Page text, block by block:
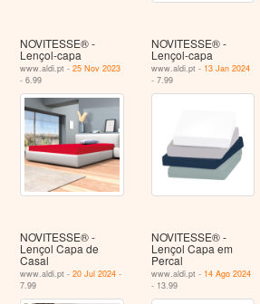
NOVITESSE® -
Lençol-capa
www.aldi.pt -25 Nov 2023
- 6.99
NOVITESSE® -
Lençol-capa
www.aldi.pt - 13 Jan 2024
- 7.99
NOVITESSE® -
Lençol Capa de
Casal
www.aldi.pt -20 Jul 2024 -
7.99
NOVITESSE® -
Lençol Capa em
Percal
www.aldi.pt - 14 Ago 2024
- 13.99